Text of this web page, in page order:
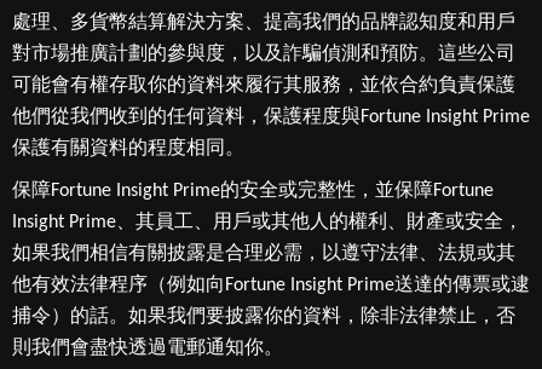
處理、多貨幣結算解決方案、提高我們的品牌認知度和用戶
對市場推廣計劃的參與度，以及詐騙偵測和預防。這些公司
可能會有權存取你的資料來履行其服務，並依合約負責保護
他們從我們收到的任何資料，保護程度與Fortune Insight Prime
保護有關資料的程度相同。
保障Fortune Insight Prime的安全或完整性，並保障Fortune
Insight Prime、其員工、用戶或其他人的權利、財產或安全，
如果我們相信有關披露是合理必需，以遵守法律、法規或其
他有效法律程序（例如向Fortune Insight Prime送達的傳票或逮
捕令）的話。如果我們要披露你的資料，除非法律禁止，否
則我們會盡快透過電郵通知你。